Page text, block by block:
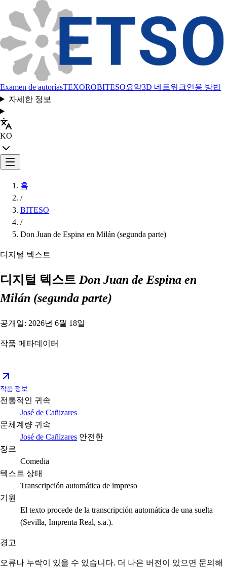
Examen de autoríasTEXOROBITESO요약3D 네트워크인용 방법
자세한 정보
KO
홈
/
BITESO
/
Don Juan de Espina en Milán (segunda parte)
디지털 텍스트
디지털 텍스트 Don Juan de Espina en
Milán (segunda parte)
공개일: 2026년 6월 18일
작품 메타데이터
작품 정보
전통적인 귀속
José de Cañizares
문체계량 귀속
José de Cañizares 안전한
장르
Comedia
텍스트 상태
Transcripción automática de impreso
기원
El texto procede de la transcripción automática de una suelta
(Sevilla, Imprenta Real, s.a.).
경고
오류나 누락이 있을 수 있습니다. 더 나은 버전이 있으면 문의해